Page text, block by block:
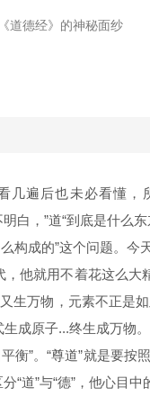
道德经》的神秘面纱
遍后也未必看懂，
白，”道“到底是什么
构成的”这个问题。
他就用不着花这么大
生万物，元素不正
成原子...终生成万物
平衡”。“尊道”就是要
“道”与“德”，他心目